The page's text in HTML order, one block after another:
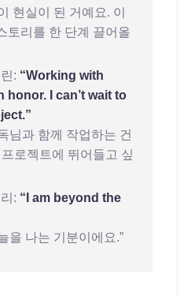
현실이 된 거예요. 이
토리를 한 단계 끌어올
: “Working with
honor. I can’t wait to
님과 함께 작업하는 건
로젝트에 뛰어들고 싶
: “I am beyond the
을 나는 기분이에요.”